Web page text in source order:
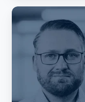
Globale
Diversifikation:
Warum
besser